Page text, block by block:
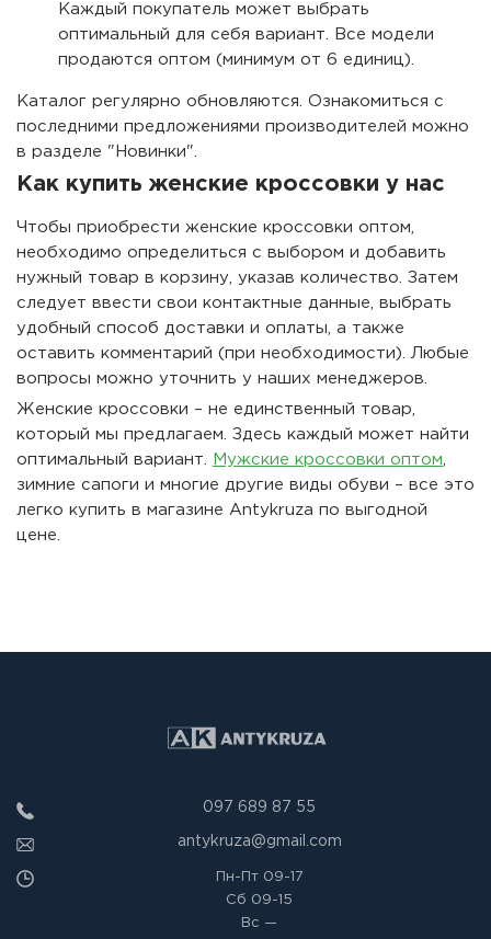
Каждый покупатель может выбрать
оптимальный для себя вариант. Все модели
продаются оптом (минимум от 6 единиц).
Каталог регулярно обновляются. Ознакомиться с
последними предложениями производителей можно
в разделе "Новинки".
Как купить женские кроссовки у нас
Чтобы приобрести женские кроссовки оптом,
необходимо определиться с выбором и добавить
нужный товар в корзину, указав количество. Затем
следует ввести свои контактные данные, выбрать
удобный способ доставки и оплаты, а также
оставить комментарий (при необходимости). Любые
вопросы можно уточнить у наших менеджеров.
Женские кроссовки – не единственный товар,
который мы предлагаем. Здесь каждый может найти
оптимальный вариант.
Мужские кроссовки оптом
зимние сапоги и многие другие виды обуви – все это
легко купить в магазине Antykruza по выгодной
цене.
097 689 87 55
antykruza@gmail.com
Пн-Пт09-17
Сб 09-15
Вс —